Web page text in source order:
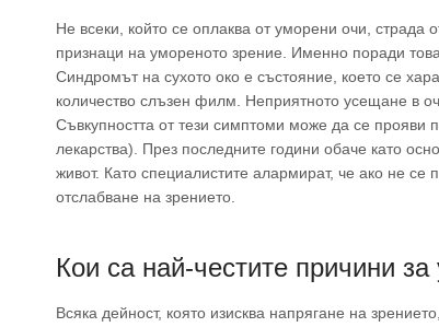
Не всеки, който се оплаква от уморени очи, страда
признаци на умореното зрение. Именно поради
Синдромът на сухото око е състояние, което се
количество слъзен филм. Неприятното усещане в
Съвкупността от тези симптоми може да се
лекарства). През последните години обаче като
живот. Като специалистите алармират, че ако не
отслабване на зрението.
Кои са най-честите причини
Всяка дейност, която изисква напрягане на